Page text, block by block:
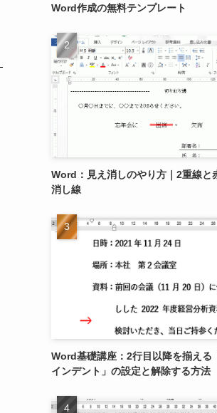
Word作成の無料テンプレート
Word：見え消しのやり方｜2重線と
消し線
Word基礎講座：2行目以降を揃える
インデント」の設定と解除する方法